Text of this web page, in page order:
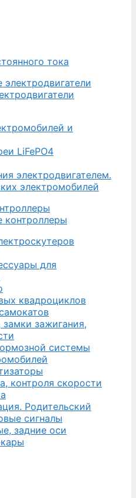
тока
и
LiFePO4
электродвигателем.
электромобилей
контроллеры
для
квадроциклов
зажигания,
системы
контроля скорости
Родительский
сигналы
задние оси